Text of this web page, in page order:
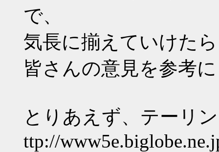
で、
気長に揃えていけた
皆さんの意見を参考
とりあえず、テーリ
ttp://